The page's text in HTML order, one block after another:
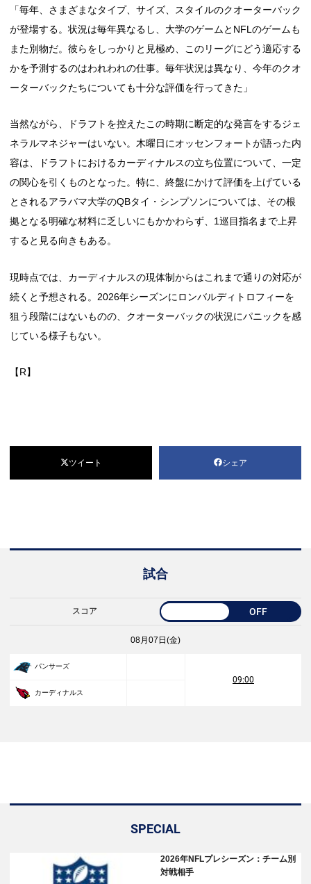
「毎年、さまざまなタイプ、サイズ、スタイルのクオーターバック
が登場する。状況は毎年異なるし、大学のゲームとNFLのゲームも
また別物だ。彼らをしっかりと見極め、このリーグにどう適応する
かを予測するのはわれわれの仕事。毎年状況は異なり、今年のクオ
ーターバックたちについても十分な評価を行ってきた」
当然ながら、ドラフトを控えたこの時期に断定的な発言をするジェ
ネラルマネジャーはいない。木曜日にオッセンフォートが語った内
容は、ドラフトにおけるカーディナルスの立ち位置について、一定
の関心を引くものとなった。特に、終盤にかけて評価を上げている
とされるアラバマ大学のQBタイ・シンプソンについては、その根
拠となる明確な材料に乏しいにもかかわらず、1巡目指名まで上昇
すると見る向きもある。
現時点では、カーディナルスの現体制からはこれまで通りの対応が
続くと予想される。2026年シーズンにロンバルディトロフィーを
狙う段階にはないものの、クオーターバックの状況にパニックを感
じている様子もない。
【R】
ツイート シェア
試合
スコア OFF
08月07日(金)
パンサーズ
09:00
カーディナルス
SPECIAL
2026年NFLプレシーズン：チーム別
対戦相手